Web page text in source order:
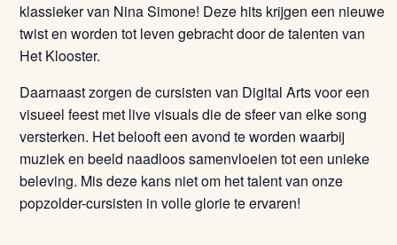
klassieker van Nina Simone! Deze hits krijgen een nieuwe
twist en worden tot leven gebracht door de talenten van
Het Klooster.
Daarnaast zorgen de cursisten van Digital Arts voor een
visueel feest met live visuals die de sfeer van elke song
versterken. Het belooft een avond te worden waarbij
muziek en beeld naadloos samenvloeien tot een unieke
beleving. Mis deze kans niet om het talent van onze
popzolder-cursisten in volle glorie te ervaren!